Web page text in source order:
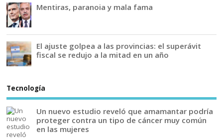
Mentiras, paranoia y mala fama
El ajuste golpea a las provincias: el superávit
fiscal se redujo a la mitad en un año
Tecnología
Un nuevo estudio reveló que amamantar podría
proteger contra un tipo de cáncer muy común
en las mujeres